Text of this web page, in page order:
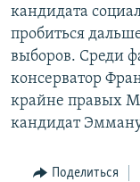
кандидата
пробиться
выборов. Среди
консерватор
крайне правых
кандидат
Поделиться